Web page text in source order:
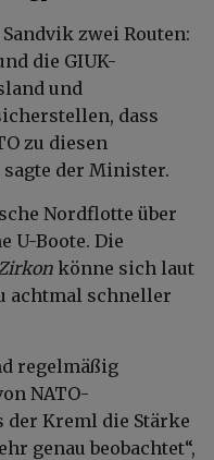
zwei Routen:
die GIUK-
und
dass
zu diesen
der Minister.
Nordflotte über
U-Boote. Die
könne sich laut
achtmal schneller
regelmäßig
NATO-
der Kreml die Stärke
genau beobachtet“,